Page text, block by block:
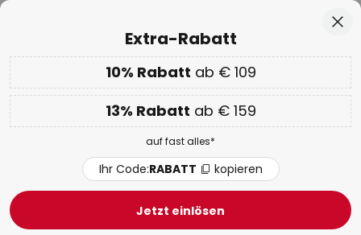
Nur
02D 07H 54M 13S
EXTRA 10% ab € 109 & 13% ab € 159auf fast alles
Code:RABATT kopieren
WOW Week:Bis zu -70%
Design Einbaustrahler, Downlights
Deckeneinbaustrahler LED Einbaustrahler
Extra-Rabatt
10% Rabatt ab € 109
13% Rabatt ab € 159
auf fast alles*
Ihr Code:RABATT kopieren
Jetzt einlösen